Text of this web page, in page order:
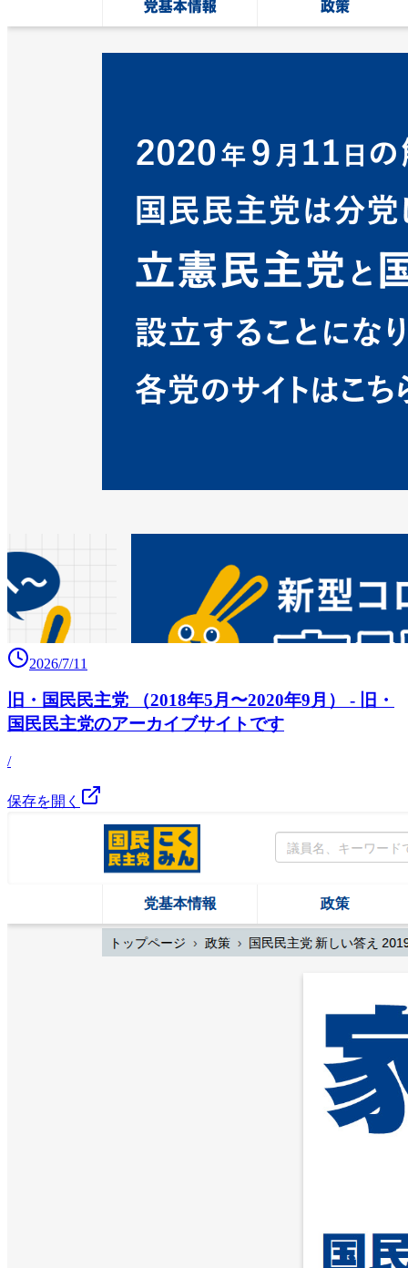
2026/7/11
旧・国民民主党 （2018年5月〜2020年9月） - 旧・
国民民主党のアーカイブサイトです
/
保存を開く